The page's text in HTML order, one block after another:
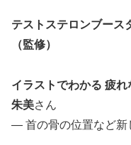
テストステロンブース
（監修）
イラストでわかる 疲
朱美さん
— 首の骨の位置など新